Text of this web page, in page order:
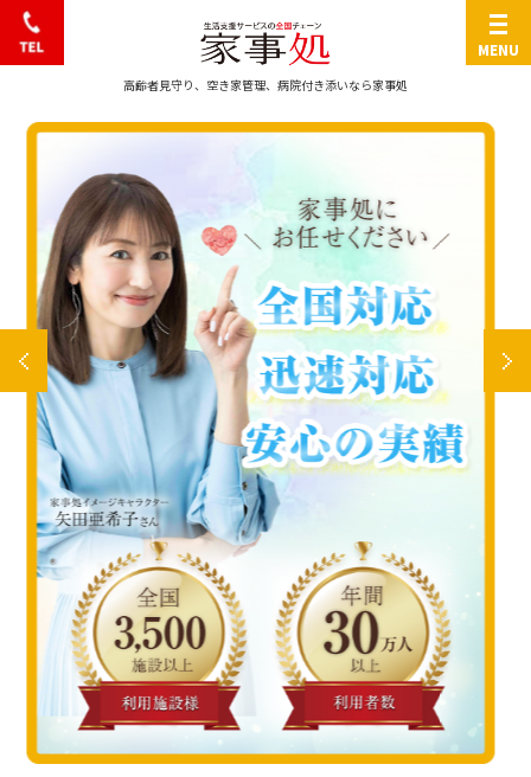
高齢者見守り、空き家管理、病院付き添いなら家事処
Previous